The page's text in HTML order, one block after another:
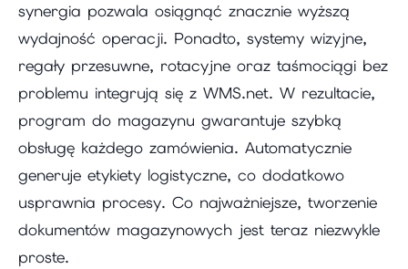
synergia pozwala osiągnąć znacznie wyższą
wydajność operacji. Ponadto, systemy wizyjne,
regały przesuwne, rotacyjne oraz taśmociągi bez
problemu integrują się z WMS.net. W rezultacie,
program do magazynu gwarantuje szybką
obsługę każdego zamówienia. Automatycznie
generuje etykiety logistyczne, co dodatkowo
usprawnia procesy. Co najważniejsze, tworzenie
dokumentów magazynowych jest teraz niezwykle
proste.